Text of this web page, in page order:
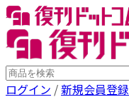
ログイン /新規会員登録